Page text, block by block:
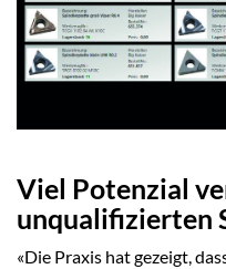
Viel Potenzial
unqualifizierten
«Die Praxis hat gezeigt,